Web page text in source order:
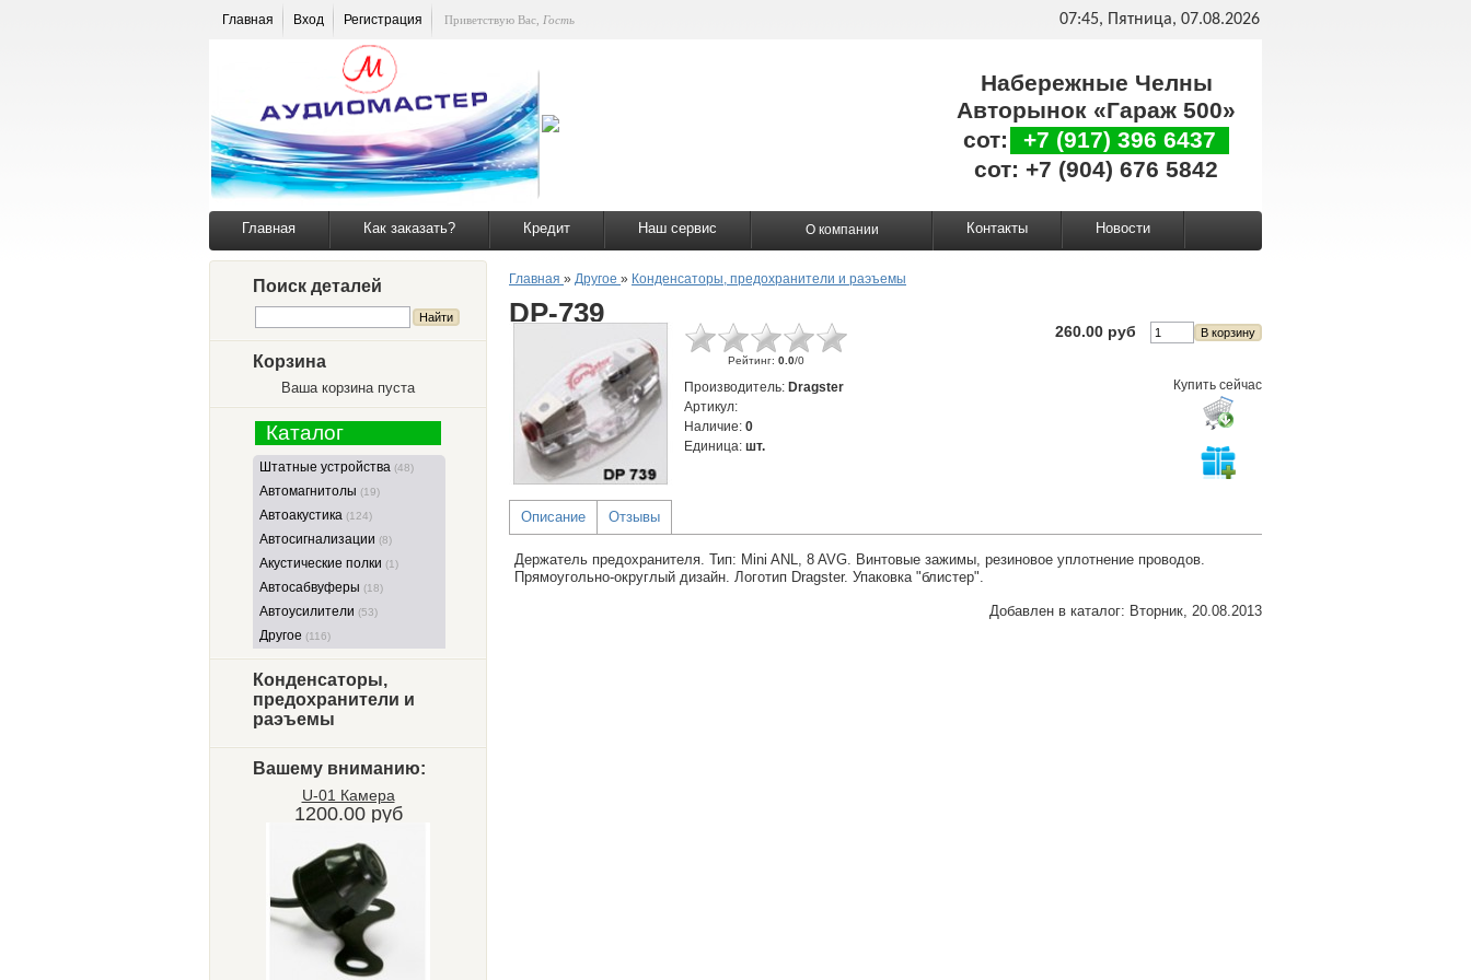
Главная Вход Регистрация Приветствую Вас Гость 07:45, Пятница, 07.08.2026
Набережные Челны
Авторынок «Гараж 500»
сот:
+7 (917) 396 6437
сот: +7 (904) 676 5842
Главная Как заказать? Кредит Наш сервис О компании Контакты Новости
Поиск деталей
Корзина
Ваша корзина пуста
Каталог
Штатные устройства (48)
Автомагнитолы (19)
Автоакустика (124)
Автосигнализации (8)
Акустические полки (1)
Автосабвуферы (18)
Автоусилители (53)
Другое (116)
Конденсаторы,
предохранители и
раэъемы
Вашему вниманию:
U-01 Камера
1200.00 руб
Главная » Другое » Конденсаторы, предохранители и раэъемы
DP-739
Рейтинг: 0.0/0
260.00 руб
Производитель: Dragster
Артикул:
Наличие: 0
Единица: шт.
Купить сейчас
Описание Отзывы
Держатель предохранителя. Тип: Mini ANL, 8 AVG. Винтовые зажимы, резиновое уплотнение проводов.
Прямоугольно-округлый дизайн. Логотип Dragster. Упаковка "блистер".
Добавлен в каталог: Вторник, 20.08.2013